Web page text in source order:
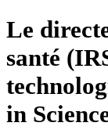
Le
santé
in